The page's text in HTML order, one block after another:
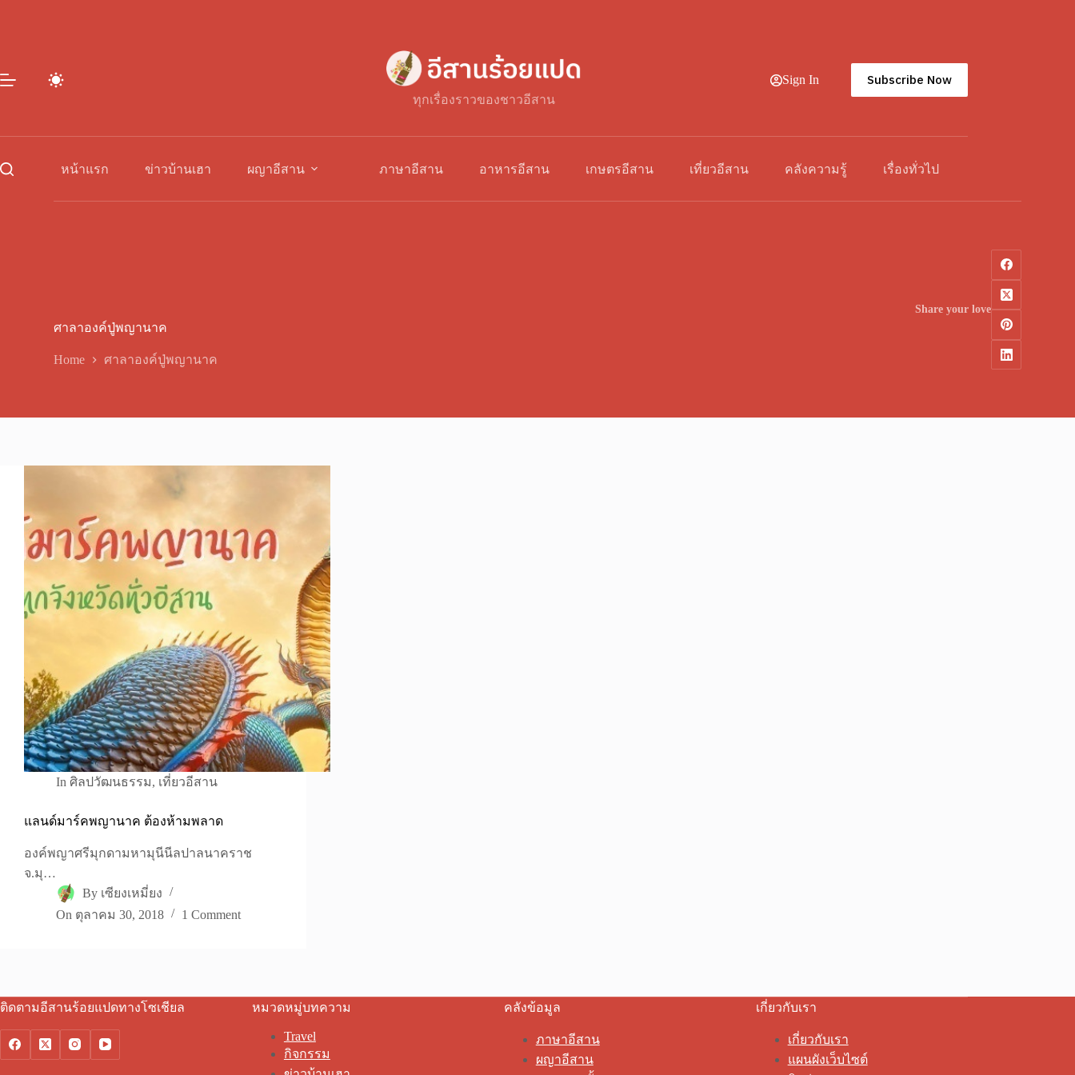
ทุกเรื่องราวของชาวอีสาน
Sign In Subscribe Now
หน้าแรก ข่าวบ้านเฮา ผญาอีสาน ภาษาอีสาน อาหารอีสาน เกษตรอีสาน เที่ยวอีสาน คลังความรู้ เรื่องทั่วไป
ศาลาองค์ปู่พญานาค
Home ศาลาองค์ปู่พญานาค
Share your love
In ศิลปวัฒนธรรม, เที่ยวอีสาน
แลนด์มาร์คพญานาค ต้องห้ามพลาด
องค์พญาศรีมุกดามหามุนีนีลปาลนาคราช
จ.มุ…
By เซียงเหมี่ยง
On ตุลาคม 30, 2018 1 Comment
ติดตามอีสานร้อยแปดทางโซเชียล หมวดหมู่บทความ
Travel
กิจกรรม
คลังข้อมูล
ภาษาอีสาน
ผญาอีสาน
เกี่ยวกับเรา
เกี่ยวกับเรา
แผนผังเว็บไซต์